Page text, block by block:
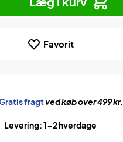
Favorit
fragtved køb over 499 kr.
Levering: 1-2 hverdage